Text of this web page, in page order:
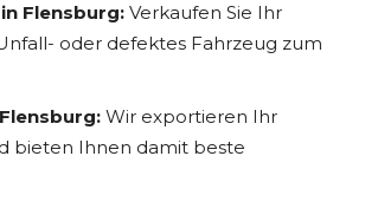
Flensburg: Verkaufen Sie Ihr
oder defektes Fahrzeug zum
Wir exportieren Ihr
bieten Ihnen damit beste